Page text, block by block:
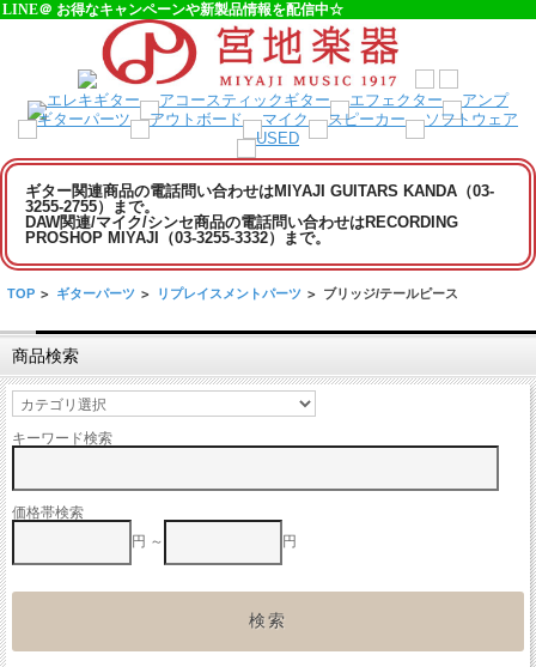
LINE＠ お得なキャンペーンや新製品情報を配信中☆
ギター関連商品の電話問い合わせはMIYAJI GUITARS KANDA（03-
3255-2755）まで。
DAW関連/マイク/シンセ商品の電話問い合わせはRECORDING
PROSHOP MIYAJI（03-3255-3332）まで。
TOP > ギターパーツ > リプレイスメントパーツ > ブリッジ/テールピース
商品検索
キーワード検索
価格帯検索
円 ～
円